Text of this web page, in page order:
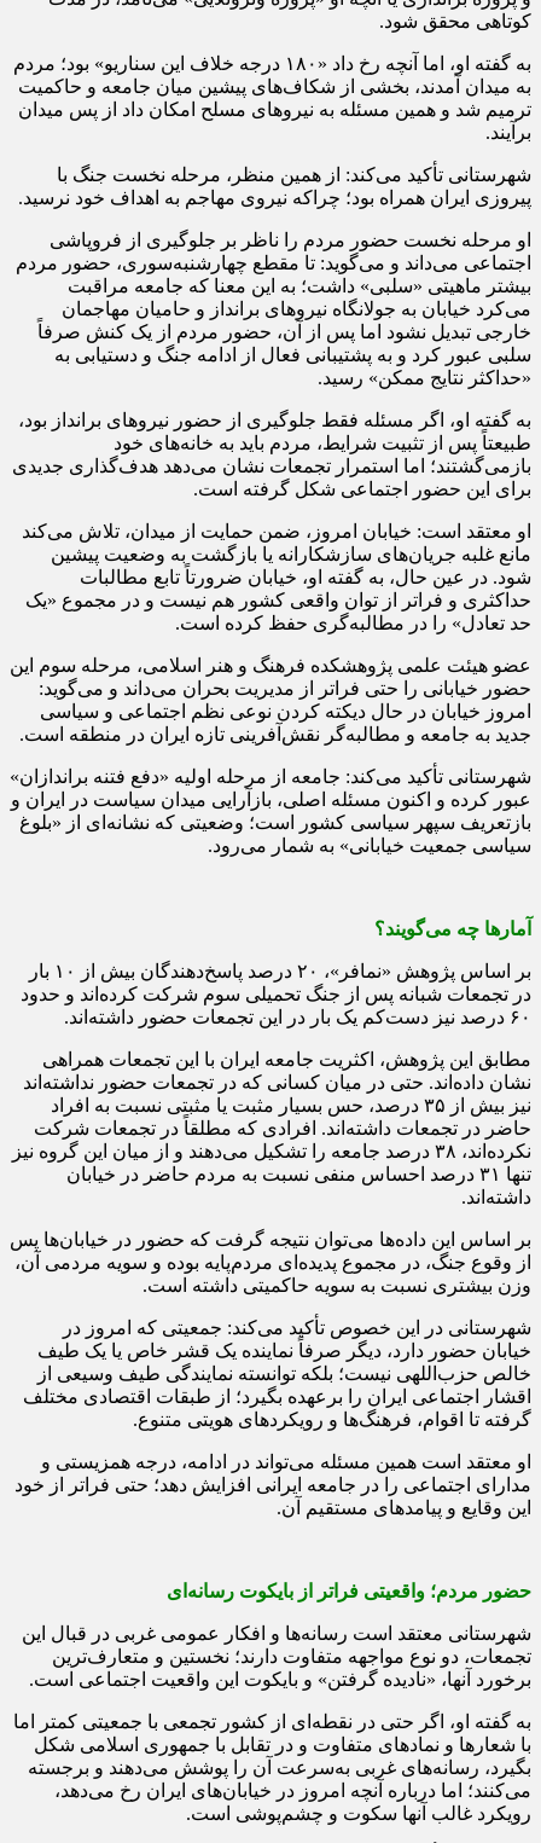
کوتاهی محقق شود.
به گفته او، اما آنچه رخ داد «۱۸۰ درجه خلاف این سناریو» بود؛ مردم
به میدان آمدند، بخشی از شکاف‌های پیشین میان جامعه و حاکمیت
ترمیم شد و همین مسئله به نیروهای مسلح امکان داد از پس میدان
برآیند.
شهرستانی تأکید می‌کند: از همین منظر، مرحله نخست جنگ با
پیروزی ایران همراه بود؛ چراکه نیروی مهاجم به اهداف خود نرسید.
او مرحله نخست حضور مردم را ناظر بر جلوگیری از فروپاشی
اجتماعی می‌داند و می‌گوید: تا مقطع چهارشنبه‌سوری، حضور مردم
بیشتر ماهیتی «سلبی» داشت؛ به این معنا که جامعه مراقبت
می‌کرد خیابان به جولانگاه نیروهای برانداز و حامیان مهاجمان
خارجی تبدیل نشود اما پس از آن، حضور مردم از یک کنش صرفاً
سلبی عبور کرد و به پشتیبانی فعال از ادامه جنگ و دستیابی به
«حداکثر نتایج ممکن» رسید.
به گفته او، اگر مسئله فقط جلوگیری از حضور نیروهای برانداز بود،
طبیعتاً پس از تثبیت شرایط، مردم باید به خانه‌های خود
بازمی‌گشتند؛ اما استمرار تجمعات نشان می‌دهد هدف‌گذاری جدیدی
برای این حضور اجتماعی شکل گرفته است.
او معتقد است: خیابان امروز، ضمن حمایت از میدان، تلاش می‌کند
مانع غلبه جریان‌های سازشکارانه یا بازگشت به وضعیت پیشین
شود. در عین حال، به گفته او، خیابان ضرورتاً تابع مطالبات
حداکثری و فراتر از توان واقعی کشور هم نیست و در مجموع «یک
حد تعادل» را در مطالبه‌گری حفظ کرده است.
عضو هیئت علمی پژوهشکده فرهنگ و هنر اسلامی، مرحله سوم این
حضور خیابانی را حتی فراتر از مدیریت بحران می‌داند و می‌گوید:
امروز خیابان در حال دیکته کردن نوعی نظم اجتماعی و سیاسی
جدید به جامعه و مطالبه‌گر نقش‌آفرینی تازه ایران در منطقه است.
شهرستانی تأکید می‌کند: جامعه از مرحله اولیه «دفع فتنه براندازان»
عبور کرده و اکنون مسئله اصلی، بازآرایی میدان سیاست در ایران و
بازتعریف سپهر سیاسی کشور است؛ وضعیتی که نشانه‌ای از «بلوغ
سیاسی جمعیت خیابانی» به شمار می‌رود.
آمارها چه می‌گویند؟
بر اساس پژوهش «نمافر»، ۲۰ درصد پاسخ‌دهندگان بیش از ۱۰ بار
در تجمعات شبانه پس از جنگ تحمیلی سوم شرکت کرده‌اند و حدود
۶۰ درصد نیز دست‌کم یک بار در این تجمعات حضور داشته‌اند.
مطابق این پژوهش، اکثریت جامعه ایران با این تجمعات همراهی
نشان داده‌اند. حتی در میان کسانی که در تجمعات حضور نداشته‌اند
نیز بیش از ۳۵ درصد، حس بسیار مثبت یا مثبتی نسبت به افراد
حاضر در تجمعات داشته‌اند. افرادی که مطلقاً در تجمعات شرکت
نکرده‌اند، ۳۸ درصد جامعه را تشکیل می‌دهند و از میان این گروه نیز
تنها ۳۱ درصد احساس منفی نسبت به مردم حاضر در خیابان
داشته‌اند.
بر اساس این داده‌ها می‌توان نتیجه گرفت که حضور در خیابان‌ها پس
از وقوع جنگ، در مجموع پدیده‌ای مردم‌پایه بوده و سویه مردمی آن،
وزن بیشتری نسبت به سویه حاکمیتی داشته است.
شهرستانی در این خصوص تأکید می‌کند: جمعیتی که امروز در
خیابان حضور دارد، دیگر صرفاً نماینده یک قشر خاص یا یک طیف
خالص حزب‌اللهی نیست؛ بلکه توانسته نمایندگی طیف وسیعی از
اقشار اجتماعی ایران را برعهده بگیرد؛ از طبقات اقتصادی مختلف
گرفته تا اقوام، فرهنگ‌ها و رویکردهای هویتی متنوع.
او معتقد است همین مسئله می‌تواند در ادامه، درجه همزیستی و
مدارای اجتماعی را در جامعه ایرانی افزایش دهد؛ حتی فراتر از خود
این وقایع و پیامدهای مستقیم آن.
حضور مردم؛ واقعیتی فراتر از بایکوت رسانه‌ای
شهرستانی معتقد است رسانه‌ها و افکار عمومی غربی در قبال این
تجمعات، دو نوع مواجهه متفاوت دارند؛ نخستین و متعارف‌ترین
برخورد آنها، «نادیده گرفتن» و بایکوت این واقعیت اجتماعی است.
به گفته او، اگر حتی در نقطه‌ای از کشور تجمعی با جمعیتی کمتر اما
با شعارها و نمادهای متفاوت و در تقابل با جمهوری اسلامی شکل
بگیرد، رسانه‌های غربی به‌سرعت آن را پوشش می‌دهند و برجسته
می‌کنند؛ اما درباره آنچه امروز در خیابان‌های ایران رخ می‌دهد،
رویکرد غالب آنها سکوت و چشم‌پوشی است.